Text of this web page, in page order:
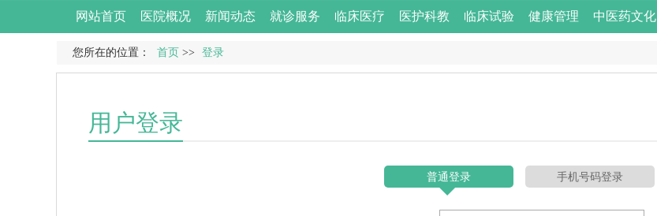
网站首页 医院概况 新闻动态 就诊服务 临床医疗 医护科教 临床试验 健康管理 中医药文化
您所在的位置： 首页 >> 登录
用户登录
普通登录 手机号码登录